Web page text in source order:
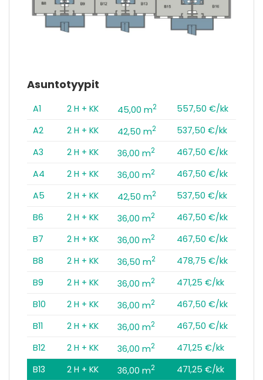
Asuntotyypit
A1 2 H + KK 45,00 m2
557,50 €/kk
A2
2 H + KK 42,50 m2
537,50 €/kk
A3
2 H + KK 36,00 m2
467,50 €/kk
A4
2 H + KK 36,00 m2
467,50 €/kk
A5
2 H + KK 42,50 m2
537,50 €/kk
B6
2 H + KK 36,00 m2
467,50 €/kk
B7
2 H + KK 36,00 m2
467,50 €/kk
B8
2 H + KK 36,50 m2
478,75 €/kk
B9
2 H + KK 36,00 m2
471,25 €/kk
B10
2 H + KK 36,00 m2
467,50 €/kk
B11
2 H + KK 36,00 m2
467,50 €/kk
B12
2 H + KK 36,00 m2
471,25 €/kk
B13
2 H + KK 36,00 m2
471,25 €/kk